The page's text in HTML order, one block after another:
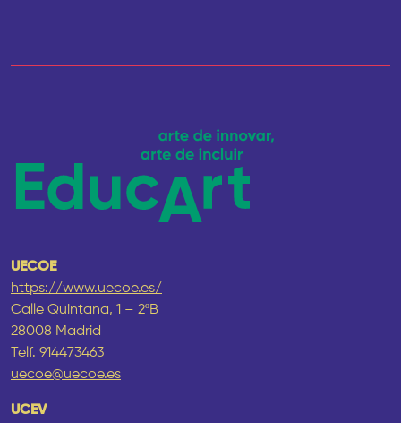
UECOE
https://www.uecoe.es/
Calle Quintana, 1 – 2ºB
28008 Madrid
Telf. 914473463
uecoe@uecoe.es
UCEV